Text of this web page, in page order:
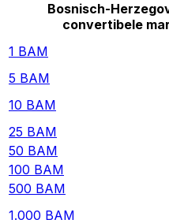
Bosnisch-
convertibele
1 BAM
5 BAM
10 BAM
25 BAM
50 BAM
100 BAM
500 BAM
1.000 BAM